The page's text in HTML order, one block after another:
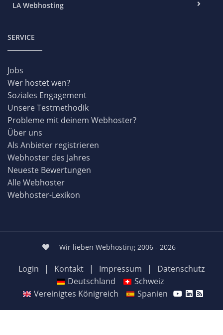
LA Webhosting
SERVICE
Jobs
Wer hostet wen?
Soziales Engagement
Unsere Testmethodik
Probleme mit deinem Webhoster?
Über uns
Als Anbieter registrieren
Webhoster des Jahres
Neueste Bewertungen
Alle Webhoster
Webhoster-Lexikon
Wir lieben Webhosting 2006 - 2026
Login | Kontakt | Impressum |
Datenschutz
Deutschland
Schweiz
Vereinigtes Königreich
Spanien